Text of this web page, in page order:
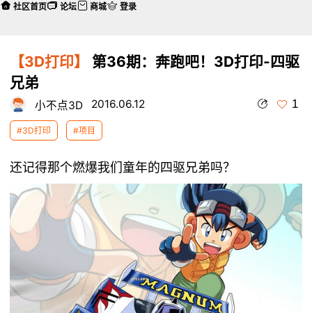
【3D打印】
第36期：奔跑吧！3D打印-四驱
兄弟
小不点3D 2016.06.12 1
#3D打印 #项目
还记得那个燃爆我们童年的四驱兄弟吗？
社区首页 论坛 商城 登录